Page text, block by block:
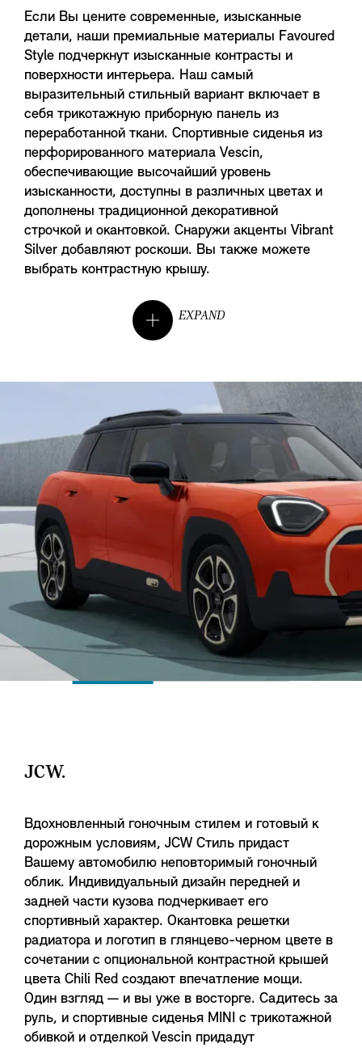
Если Вы цените современные, изысканные
детали, наши премиальные материалы Favoured
Style подчеркнут изысканные контрасты и
поверхности интерьера. Наш самый
выразительный стильный вариант включает в
себя трикотажную приборную панель из
переработанной ткани. Спортивные сиденья из
перфорированного материала Vescin,
обеспечивающие высочайший уровень
изысканности, доступны в различных цветах и ​​
дополнены традиционной декоративной
строчкой и окантовкой. Снаружи акценты Vibrant
Silver добавляют роскоши. Вы также можете
выбрать контрастную крышу.
EXPAND
JCW.
Вдохновленный гоночным стилем и готовый к
дорожным условиям, JCW Стиль придаст
Вашему автомобилю неповторимый гоночный
облик. Индивидуальный дизайн передней и
задней части кузова подчеркивает его
спортивный характер. Окантовка решетки
радиатора и логотип в глянцево-черном цвете в
сочетании с опциональной контрастной крышей
цвета Chili Red создают впечатление мощи.
Один взгляд — и вы уже в восторге. Садитесь за
руль, и спортивные сиденья MINI с трикотажной
обивкой и отделкой Vescin придадут